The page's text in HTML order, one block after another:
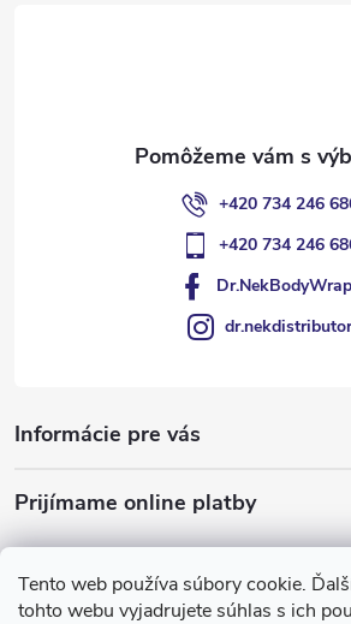
Tento web používa súbory cookie.
tohto webu vyjadrujete súhlas s ich
+420 734 246
+420 734 246
dr.nekdistributor
Informácie pre vás
Prijímame online platby